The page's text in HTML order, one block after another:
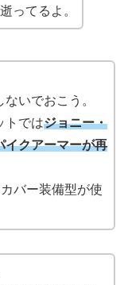
ってるよ。
いでおこう。
トではジョニー・
イクアーマーが再
バー装備型が使